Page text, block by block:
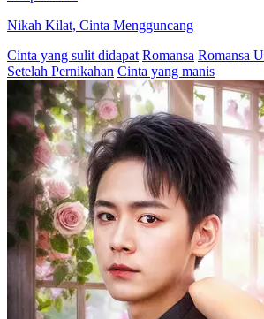
PerkotaanCinta Setelah Perceraian